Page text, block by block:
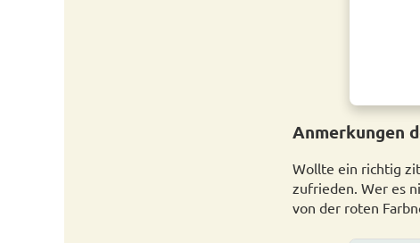
Anmerkungen
Wollte ein richtig
zufrieden. Wer es
von der roten